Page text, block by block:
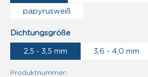
papyrusweiß
Dichtungsgrößeauswählen
2,5 - 3,5 mm 3,6 - 4,0 mm
Produktnummer: